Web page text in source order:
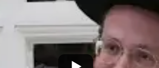
March 22, 2026